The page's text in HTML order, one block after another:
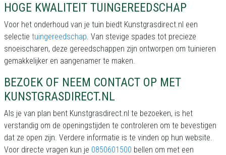
HOGE KWALITEIT TUINGEREEDSCHAP
Voor het onderhoud van je tuin biedt Kunstgrasdirect.nl een
selectie tuingereedschap. Van stevige spades tot precieze
snoeischaren, deze gereedschappen zijn ontworpen om tuinieren
gemakkelijker en aangenamer te maken.
BEZOEK OF NEEM CONTACT OP MET
KUNSTGRASDIRECT.NL
Als je van plan bent Kunstgrasdirect.nl te bezoeken, is het
verstandig om de openingstijden te controleren om te bevestigen
dat ze open zijn. Verdere informatie is te vinden op hun website.
Voor directe vragen kun je 0850601500 bellen om met een